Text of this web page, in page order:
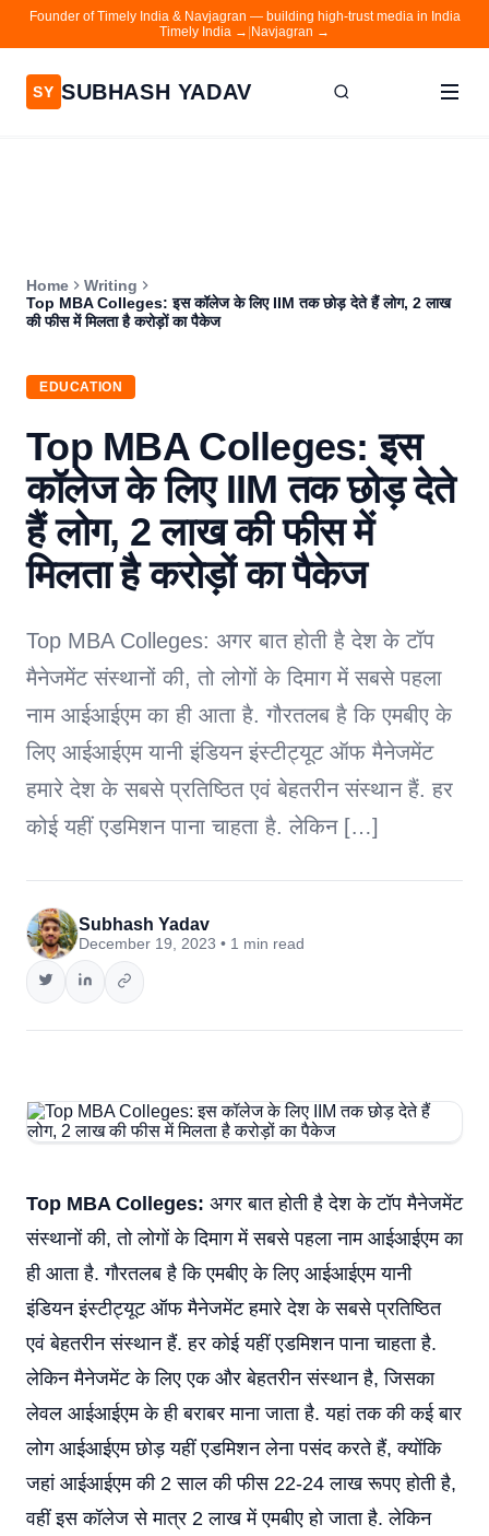
Founder of Timely India & Navjagran — building high-trust media in India
Timely India → Navjagran →
SY SUBHASH YADAV
Contact
Navjagran
Home
Writing
Top MBA Colleges: इस कॉलेज के लिए IIM तक छोड़ देते हैं लोग, 2 लाख
की फीस में मिलता है करोड़ों का पैकेज
EDUCATION
Top MBA Colleges: इस
कॉलेज के लिए IIM तक छोड़ देते
हैं लोग, 2 लाख की फीस में
मिलता है करोड़ों का पैकेज
Top MBA Colleges: अगर बात होती है देश के टॉप
मैनेजमेंट संस्थानों की, तो लोगों के दिमाग में सबसे पहला
नाम आईआईएम का ही आता है. गौरतलब है कि एमबीए के
लिए आईआईएम यानी इंडियन इंस्टीट्यूट ऑफ मैनेजमेंट
हमारे देश के सबसे प्रतिष्ठित एवं बेहतरीन संस्थान हैं. हर
कोई यहीं एडमिशन पाना चाहता है. लेकिन […]
Subhash Yadav
December 19, 2023 • 1 min read
Top MBA Colleges: अगर बात होती है देश के टॉप मैनेजमेंट
संस्थानों की, तो लोगों के दिमाग में सबसे पहला नाम आईआईएम का
ही आता है. गौरतलब है कि एमबीए के लिए आईआईएम यानी
इंडियन इंस्टीट्यूट ऑफ मैनेजमेंट हमारे देश के सबसे प्रतिष्ठित
एवं बेहतरीन संस्थान हैं. हर कोई यहीं एडमिशन पाना चाहता है.
लेकिन मैनेजमेंट के लिए एक और बेहतरीन संस्थान है, जिसका
लेवल आईआईएम के ही बराबर माना जाता है. यहां तक की कई बार
लोग आईआईएम छोड़ यहीं एडमिशन लेना पसंद करते हैं, क्योंकि
जहां आईआईएम की 2 साल की फीस 22-24 लाख रूपए होती है,
वहीं इस कॉलेज से मात्र 2 लाख में एमबीए हो जाता है. लेकिन